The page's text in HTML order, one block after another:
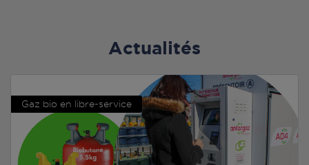
Actualités
Gaz bio en libre-service